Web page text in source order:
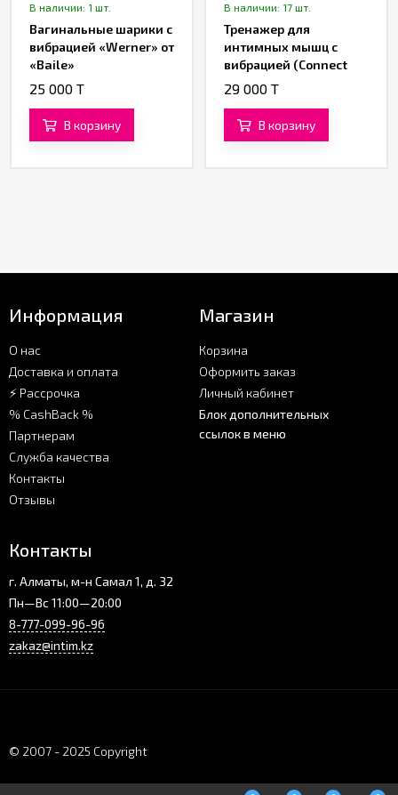
В наличии: 1 шт.
Вагинальные шарики с
вибрацией «Werner» от
«Baile»
25 000 T
В корзину
В наличии: 17 шт.
Тренажер для
интимных мышц с
вибрацией (Connect
App) «Love Birds 1» от
29 000 T
В корзину
Информация
О нас
Доставка и оплата
⚡ Рассрочка
% CashBack %
Партнерам
Служба качества
Контакты
Отзывы
Магазин
Корзина
Оформить заказ
Личный кабинет
Блок дополнительных
ссылок в меню
Контакты
г. Алматы, м-н Самал 1, д. 32
Пн—Вс 11:00—20:00
8-777-099-96-96
zakaz@intim.kz
© 2007 - 2025 Copyright